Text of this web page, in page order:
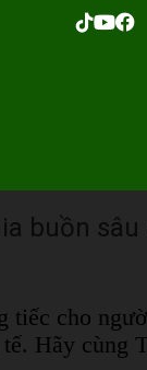
buồn
tiếc cho
Hãy cùng